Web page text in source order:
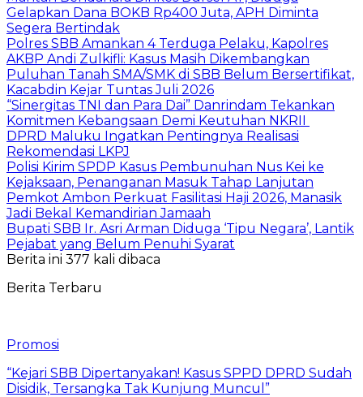
Gelapkan Dana BOKB Rp400 Juta, APH Diminta
Segera Bertindak
Polres SBB Amankan 4 Terduga Pelaku, Kapolres
AKBP Andi Zulkifli: Kasus Masih Dikembangkan
Puluhan Tanah SMA/SMK di SBB Belum Bersertifikat,
Kacabdin Kejar Tuntas Juli 2026
“Sinergitas TNI dan Para Dai” Danrindam Tekankan
Komitmen Kebangsaan Demi Keutuhan NKRII ‎
DPRD Maluku Ingatkan Pentingnya Realisasi
Rekomendasi LKPJ
Polisi Kirim SPDP Kasus Pembunuhan Nus Kei ke
Kejaksaan, Penanganan Masuk Tahap Lanjutan
Pemkot Ambon Perkuat Fasilitasi Haji 2026, Manasik
Jadi Bekal Kemandirian Jamaah
Bupati SBB Ir. Asri Arman Diduga ‘Tipu Negara’, Lantik
Pejabat yang Belum Penuhi Syarat
Berita ini 377 kali dibaca
Berita Terbaru
Promosi
“Kejari SBB Dipertanyakan! Kasus SPPD DPRD Sudah
Disidik, Tersangka Tak Kunjung Muncul”